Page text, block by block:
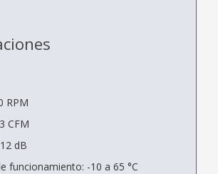
RPM
CFM
dB
funcionamiento: -10 a 65 °C